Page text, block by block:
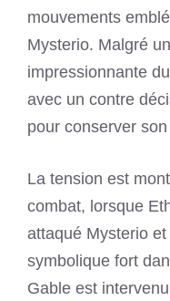
mouvements
Mysterio. Malgré
impressionnante
avec un contre
pour conserver
La tension est
combat, lorsque
attaqué Mysterio
symbolique fort
Gable est